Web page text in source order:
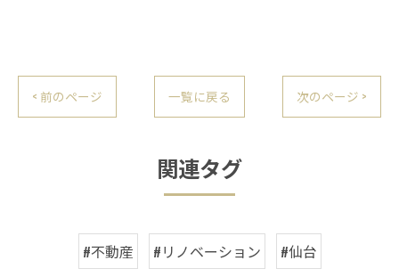
< 前のページ 一覧に戻る 次のページ >
関連タグ
#不動産 #リノベーション #仙台